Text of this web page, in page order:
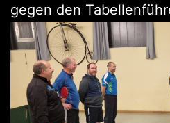
gegen den